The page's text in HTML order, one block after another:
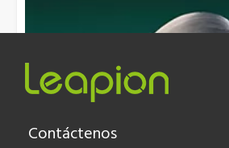
Contáctenos